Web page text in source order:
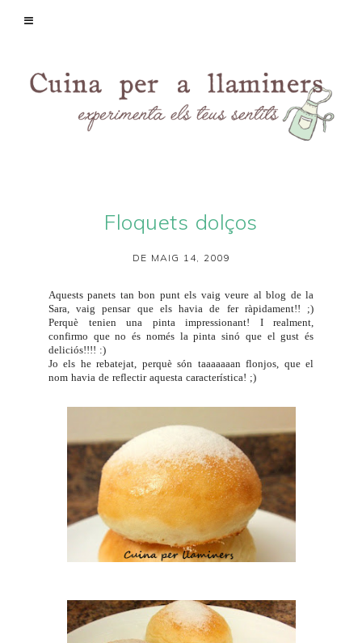
Floquets dolços
DE MAIG 14, 2009
Aquests panets tan bon punt els vaig veure al blog de la
Sara , vaig pensar que els havia de fer ràpidament!! ;)
Perquè tenien una pinta impressionant! I realment,
confirmo que no és només la pinta sinó que el gust és
deliciós!!!! :)
Jo els he rebatejat, perquè són taaaaaaan flonjos, que el
nom havia de reflectir aquesta característica! ;)